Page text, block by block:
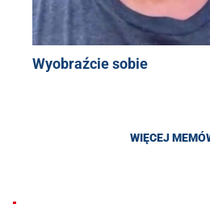
Wyobraźcie sobie
WIĘCEJ